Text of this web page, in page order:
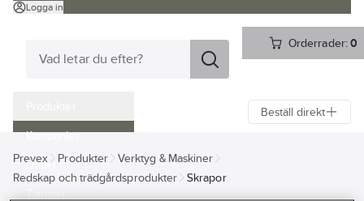
Logga in
Orderrader:0
Kampanjer
Outlet
Tjänster
Beställ direkt
Prevex Produkter
Verktyg & Maskiner
Redskap och trädgårdsprodukter
Skrapor